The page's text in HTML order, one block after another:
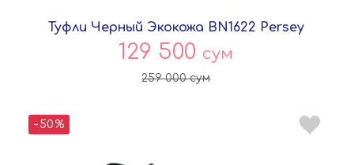
Туфли Черный Экокожа BN1622 Persey
129 500 сум
259 000сум
-50%